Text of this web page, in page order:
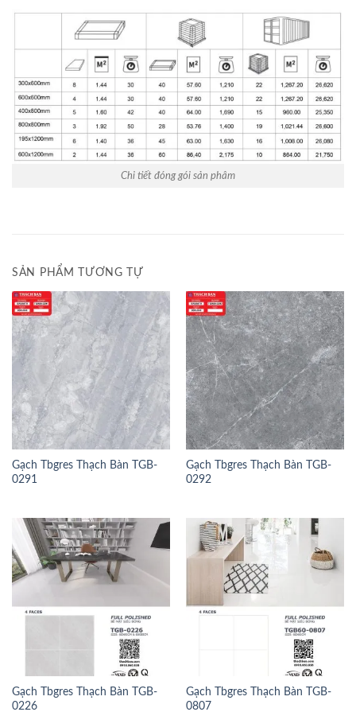
Chi tiết đóng gói sản phâm
SẢN PHẨM TƯƠNG TỰ
Gạch Tbgres Thạch Bàn TGB-
0291
Gạch Tbgres Thạch Bàn TGB-
0292
Gạch Tbgres Thạch Bàn TGB-
0226
Gạch Tbgres Thạch Bàn TGB-
0807